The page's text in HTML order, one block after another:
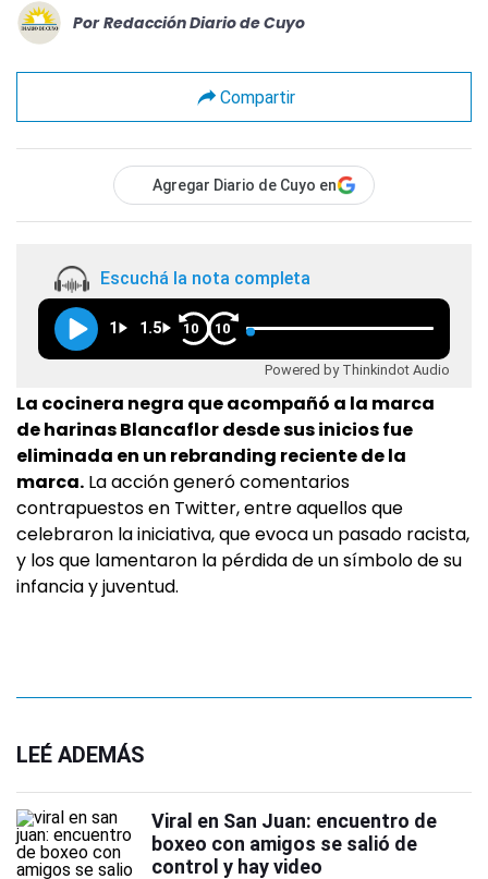
Por Redacción Diario de Cuyo
Compartir
Agregar Diario de Cuyo en
Escuchá la nota completa
1 1.5 10 10
Powered by Thinkindot Audio
La cocinera negra que acompañó a la marca
de harinas Blancaflor desde sus inicios fue
eliminada en un rebranding reciente de la
marca. La acción generó comentarios
contrapuestos en Twitter, entre aquellos que
celebraron la iniciativa, que evoca un pasado racista,
y los que lamentaron la pérdida de un símbolo de su
infancia y juventud.
LEÉ ADEMÁS
Viral en San Juan: encuentro de
boxeo con amigos se salió de
control y hay video